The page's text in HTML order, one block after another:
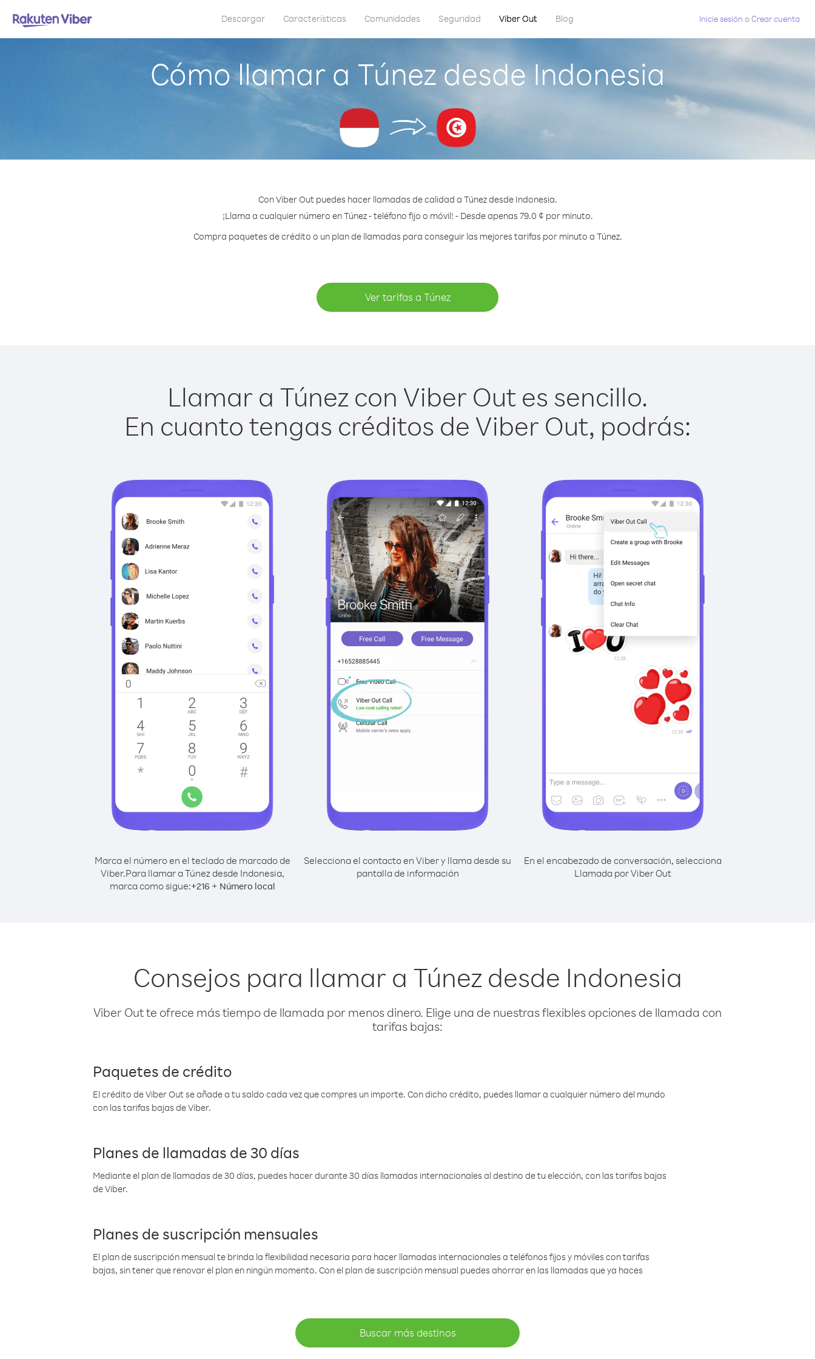
Descargar Características Comunidades Seguridad Viber Out Blog Inicie sesión oCrear cuenta
Cómo llamar a Túnez desde Indonesia
Con Viber Out puedes hacer llamadas de calidad a Túnez desde Indonesia.
¡Llama a cualquier número en Túnez - teléfono fijo o móvil! - Desde apenas 79.0 ¢ por minuto.
Compra paquetes de crédito o un plan de llamadas para conseguir las mejores tarifas por minuto a Túnez.
Ver tarifas a Túnez
Llamar a Túnez con Viber Out es sencillo.
En cuanto tengas créditos de Viber Out, podrás:
Marca el número en el teclado de marcado de
Viber.Para llamar a Túnez desde Indonesia,
marca como sigue:+216 + Número local
Selecciona el contacto en Viber y llama desde su
pantalla de información
En el encabezado de conversación, selecciona
Llamada por Viber Out
Consejos para llamar a Túnez desde Indonesia
Viber Out te ofrece más tiempo de llamada por menos dinero. Elige una de nuestras flexibles opciones de llamada con
tarifas bajas:
Paquetes de crédito
El crédito de Viber Out se añade a tu saldo cada vez que compres un importe. Con dicho crédito, puedes llamar a cualquier número del mundo
con las tarifas bajas de Viber.
Planes de llamadas de 30 días
Mediante el plan de llamadas de 30 días, puedes hacer durante 30 días llamadas internacionales al destino de tu elección, con las tarifas bajas
de Viber.
Planes de suscripción mensuales
El plan de suscripción mensual te brinda la flexibilidad necesaria para hacer llamadas internacionales a teléfonos fijos y móviles con tarifas
bajas, sin tener que renovar el plan en ningún momento. Con el plan de suscripción mensual puedes ahorrar en las llamadas que ya haces
Buscar más destinos